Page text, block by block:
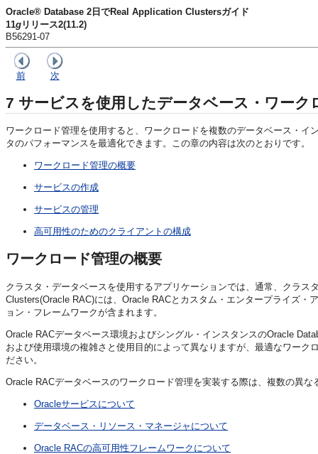
Oracle® Database 2日でReal Application Clustersガイド
11g リリース2(11.2)
B56291-07
前 次
7 サービスを使用したデータベース・ワーク
ワークロード管理を使用すると、ワークロードを複数のデータベース・
タのパフォーマンスを最適化できます。この章の内容は次のとおりです。
ワークロード管理の概要
サービスの作成
サービスの管理
高可用性のためのクライアントの構成
ワークロード管理の概要
クラスタ・データベースを使用するアプリケーションでは、通常、クラ
Clusters(Oracle RAC)には、Oracle RACとカスタム・エンタープライズ
ョン・フレームワークが含まれます。
Oracle RACデータベース環境およびシングル・インスタンスのOracle
および使用環境の複雑さと使用目的によって異なりますが、最適なワー
ださい。
Oracle RACデータベースのワークロード管理を実装する際は、複数の異
Oracleサービスについて
データベース・リソース・マネージャについて
Oracle RACの高可用性フレームワークについて